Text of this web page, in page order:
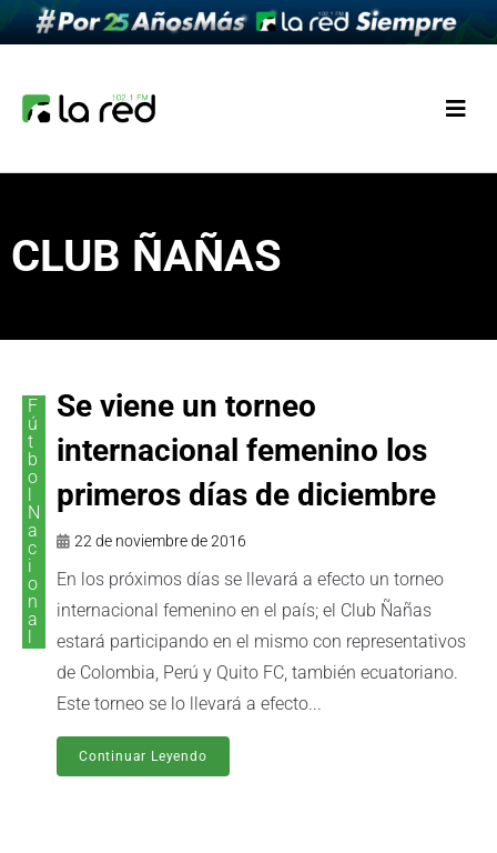
CLUB ÑAÑAS
F
ú
t
b
o
N
a
c
i
o
n
a
Se viene un torneo
internacional femenino los
primeros días de diciembre
22 de noviembre de 2016
En los próximos días se llevará a efecto un torneo
internacional femenino en el país; el Club Ñañas
estará participando en el mismo con representativos
de Colombia, Perú y Quito FC, también ecuatoriano.
Este torneo se lo llevará a efecto...
Continuar Leyendo